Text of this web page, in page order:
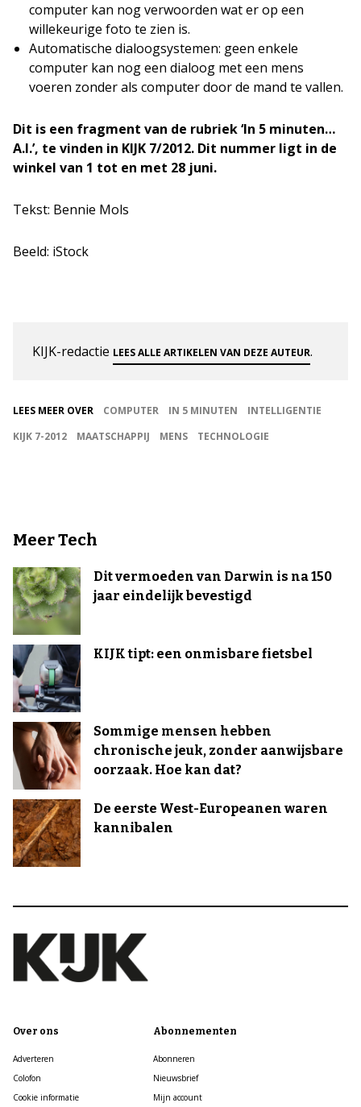
computer kan nog verwoorden wat er op een
willekeurige foto te zien is.
Automatische dialoogsystemen: geen enkele
computer kan nog een dialoog met een mens
voeren zonder als computer door de mand te vallen.
Dit is een fragment van de rubriek ‘In 5 minuten…
A.I.’, te vinden in KIJK 7/2012. Dit nummer ligt in de
winkel van 1 tot en met 28 juni.
Tekst: Bennie Mols
Beeld: iStock
KIJK-redactie LEES ALLE ARTIKELEN VAN DEZE AUTEUR.
LEES MEER OVER COMPUTER IN 5 MINUTEN
INTELLIGENTIE
KIJK 7-2012
MAATSCHAPPIJ MENS TECHNOLOGIE
Meer Tech
Dit vermoeden van Darwin is na 150
jaar eindelijk bevestigd
KIJK tipt: een onmisbare fietsbel
Sommige mensen hebben
chronische jeuk, zonder aanwijsbare
oorzaak. Hoe kan dat?
De eerste West-Europeanen waren
kannibalen
Over ons
Adverteren
Colofon
Cookie informatie
Abonnementen
Abonneren
Nieuwsbrief
Mijn account